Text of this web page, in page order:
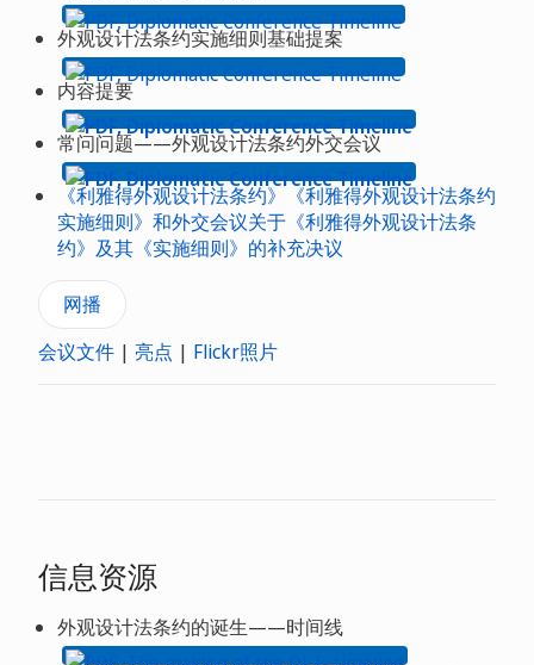
外观设计法条约实施细则基础提案
内容提要
常问问题——外观设计法条约外交会议
《利雅得外观设计法条约》《利雅得外观设计法条约
实施细则》和外交会议关于《利雅得外观设计法条
约》及其《实施细则》的补充决议
网播
会议文件 | 亮点 | Flickr照片
信息资源
外观设计法条约的诞生——时间线